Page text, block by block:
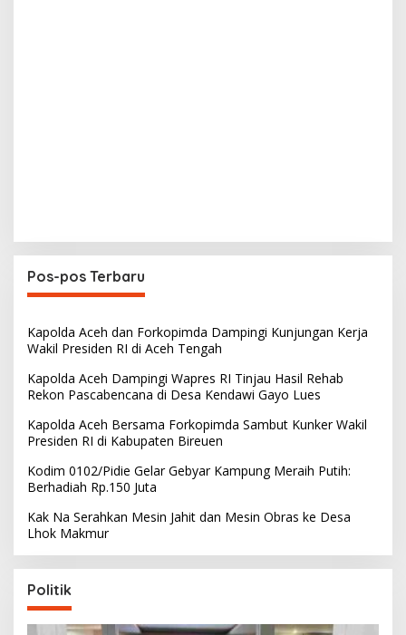
Pos-pos Terbaru
Kapolda Aceh dan Forkopimda Dampingi Kunjungan Kerja
Wakil Presiden RI di Aceh Tengah
Kapolda Aceh Dampingi Wapres RI Tinjau Hasil Rehab
Rekon Pascabencana di Desa Kendawi Gayo Lues
Kapolda Aceh Bersama Forkopimda Sambut Kunker Wakil
Presiden RI di Kabupaten Bireuen
Kodim 0102/Pidie Gelar Gebyar Kampung Meraih Putih:
Berhadiah Rp.150 Juta
Kak Na Serahkan Mesin Jahit dan Mesin Obras ke Desa
Lhok Makmur
Politik